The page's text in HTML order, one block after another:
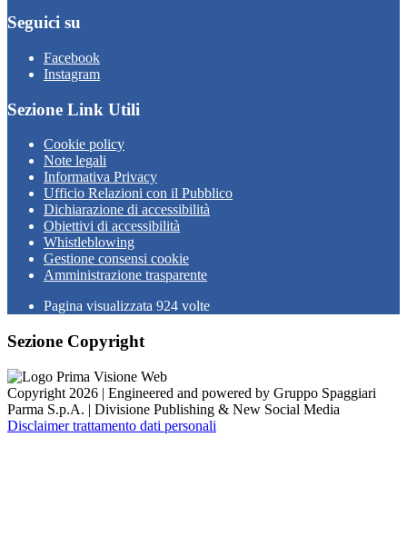
Seguici su
Facebook
Instagram
Sezione Link Utili
Cookie policy
Note legali
Informativa Privacy
Ufficio Relazioni con il Pubblico
Dichiarazione di accessibilità
Obiettivi di accessibilità
Whistleblowing
Gestione consensi cookie
Amministrazione trasparente
Pagina visualizzata 924 volte
Sezione Copyright
Copyright 2026 | Engineered and powered by Gruppo Spaggiari
Parma S.p.A. | Divisione Publishing & New Social Media
Disclaimer trattamento dati personali